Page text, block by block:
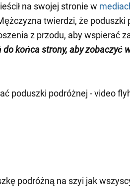
na swojej stronie w
twierdzi, że poduszki
z przodu, aby wspierać
do końca strony, aby zobaczyć
poduszki podróżnej - video
podróżną na szyi jak